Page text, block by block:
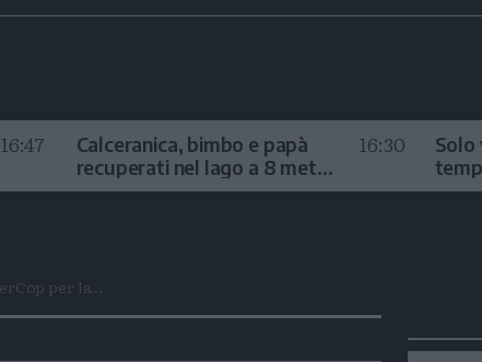
16:47
Calceranica, bimbo e papà
recuperati nel lago a 8 metri
di profondità
16:30
Solo
per la...